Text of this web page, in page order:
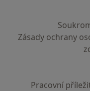
Zásady ochrany
Pracovní